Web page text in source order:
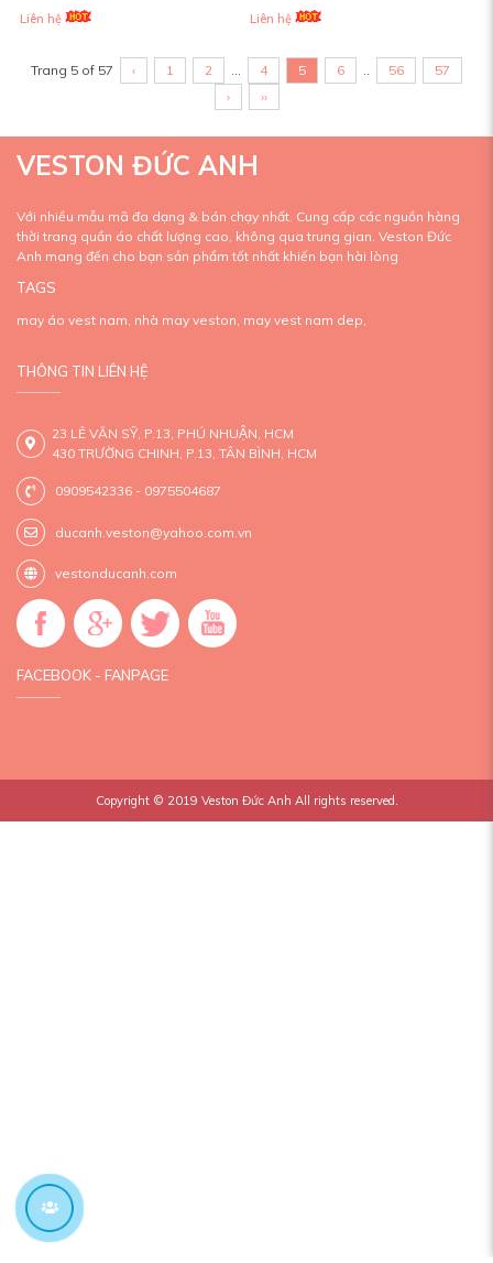
Liên hệ
Liên hệ
Trang 5 of 57 ‹ 1 2 4 5 6 56
57
›
››
VESTON ĐỨC ANH
Với nhiều mẫu mã đa dạng & bán chạy nhất. Cung cấp các nguồn hàng
thời trang quần áo chất lượng cao, không qua trung gian. Veston Đức
Anh mang đến cho bạn sản phẩm tốt nhất khiến bạn hài lòng
TAGS
may áo vest nam, nhà may veston, may vest nam dep,
THÔNG TIN LIÊN HỆ
23 LÊ VĂN SỸ, P.13, PHÚ NHUẬN, HCM
430 TRƯỜNG CHINH, P.13, TÂN BÌNH, HCM
0909542336 - 0975504687
ducanh.veston@yahoo.com.vn
vestonducanh.com
FACEBOOK - FANPAGE
Copyright © 2019 Veston Đức Anh All rights reserved.